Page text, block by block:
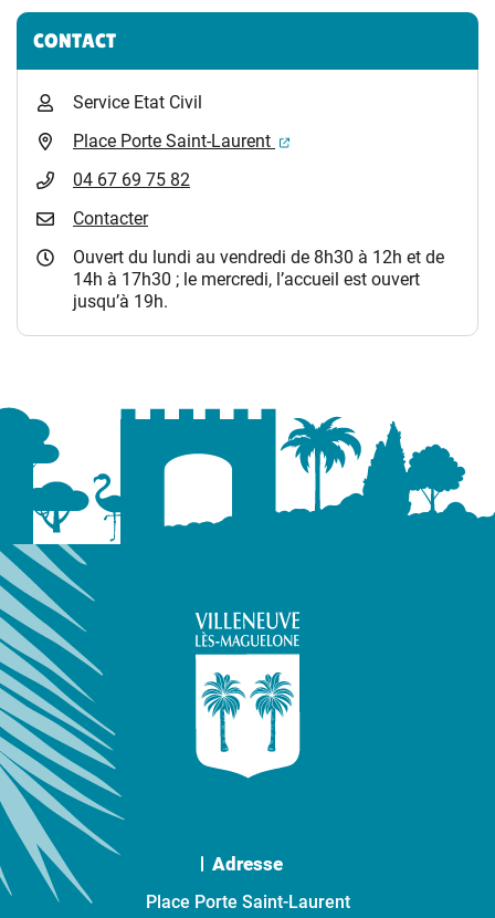
Informations complémentaires
CONTACT
Service Etat Civil
Place Porte Saint-Laurent
(ouverture dans un
04 67 69 75 82
Contacter
Ouvert du lundi au vendredi de 8h30 à 12h et de
14h à 17h30 ; le mercredi, l’accueil est ouvert
jusqu’à 19h.
Adresse
Place Porte Saint-Laurent